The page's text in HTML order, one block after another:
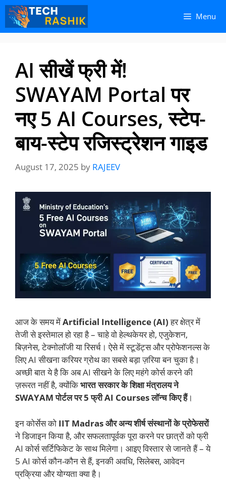
Skip
content
Skip
content
Menu
AI सीखें फ्री में!
SWAYAM Portal पर
नए 5 AI Courses, स्टेप-
बाय-स्टेप रजिस्ट्रेशन गाइड
August 17, 2025 by RAJEEV
आज के समय मेंArtificial Intelligence (AI)हर क्षेत्र में
तेजी से इस्तेमाल हो रहा है – चाहे वो हेल्थकेयर हो, एजुकेशन,
बिज़नेस, टेक्नोलॉजी या रिसर्च। ऐसे में स्टूडेंट्स और प्रोफेशनल्स के
लिए AI सीखना करियर ग्रोथ का सबसे बड़ा ज़रिया बन चुका है।
अच्छी बात ये है कि अब AI सीखने के लिए महंगे कोर्स करने की
ज़रूरत नहीं है, क्योंकिभारत सरकार के शिक्षा मंत्रालय ने
SWAYAM पोर्टल पर 5 फ्री AI Courses लॉन्च किए हैं।
इन कोर्सेस को IIT Madras और अन्य शीर्ष संस्थानों के प्रोफेसरों
ने डिजाइन किया है, और सफलतापूर्वक पूरा करने पर छात्रों को फ्री
AI कोर्स सर्टिफिकेट के साथ मिलेगा। आइए विस्तार से जानते हैं – ये
5 AI कोर्स कौन-कौन से हैं, इनकी अवधि, सिलेबस, आवेदन
प्रक्रिया और योग्यता क्या है।